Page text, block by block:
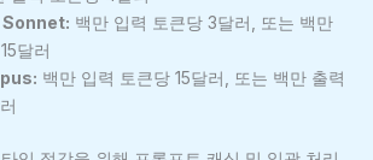
백만 입력 토큰당 3달러, 또는 백만
달러
백만 입력 토큰당 15달러, 또는 백만 출력